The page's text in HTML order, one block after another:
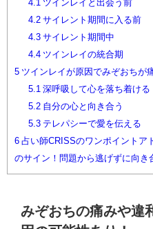
4.1
ツインレイと出会う前
4.2サイレント期間に入る前
4.3サイレント期間中
4.4ツインレイの統合期
5 ツインレイが原因でみぞおちが
5.1 深呼吸して心を落ち着ける
5.2自分の心と向き合う
5.3テレパシーで愛を伝える
6 占い師CRISSのワンポイントア
のサイン！問題から逃げずに向き
みぞおちの痛みや違